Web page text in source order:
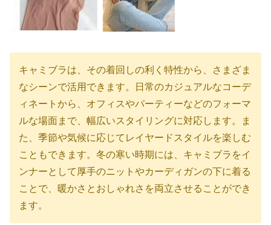
キャミブラは、その着回しの利く特性から、さまざま
なシーンで活用できます。日常のカジュアルなコーデ
ィネートから、オフィスやパーティーなどのフォーマ
ルな場面まで、幅広いスタイリングに対応します。ま
た、季節や気候に応じてレイヤードスタイルを楽しむ
こともできます。冬の寒い時期には、キャミブラをイ
ンナーとして厚手のニットやカーディガンの下に着る
ことで、暖かさとおしゃれさを両立させることができ
ます。